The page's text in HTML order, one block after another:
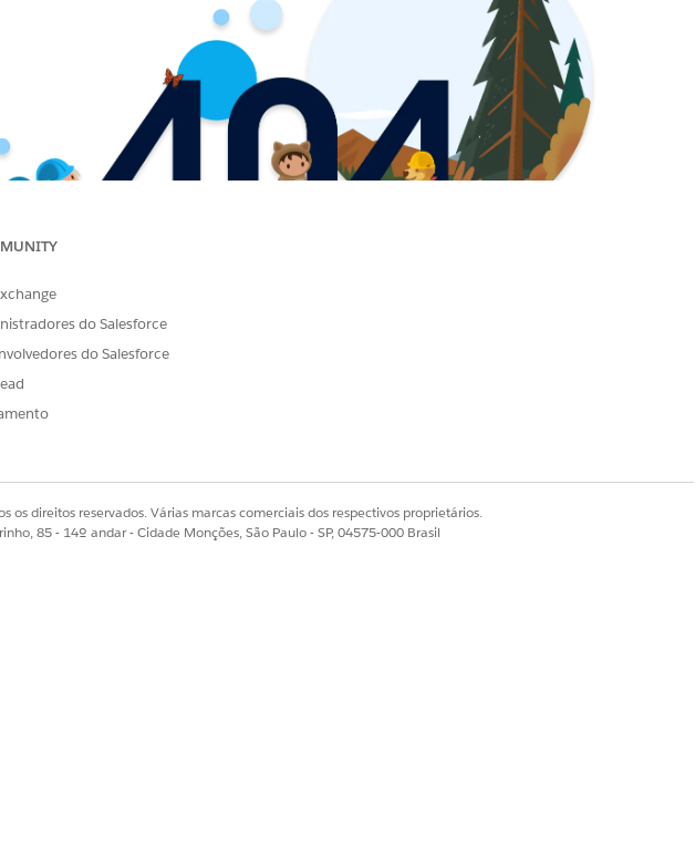
do Salesforce
do Salesforce
os direitos reservados. Várias marcas comerciais dos respectivos proprietários.
85 - 14º andar - Cidade Monções, São Paulo - SP, 04575-000 Brasil